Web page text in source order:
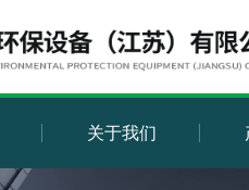
关于我们